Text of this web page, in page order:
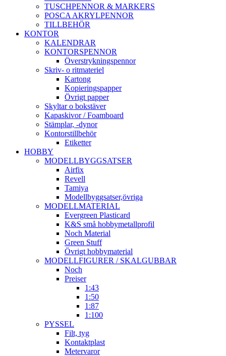
TUSCHPENNOR & MARKERS
POSCA AKRYLPENNOR
TILLBEHÖR
KONTOR
KALENDRAR
KONTORSPENNOR
Överstrykningspennor
Skriv- o ritmateriel
Kartong
Kopieringspapper
Övrigt papper
Skyltar o bokstäver
Kapaskivor / Foamboard
Stämplar, -dynor
Kontorstillbehör
Etiketter
HOBBY
MODELLBYGGSATSER
Airfix
Revell
Tamiya
Modellbyggsatser,övriga
MODELLMATERIAL
Evergreen Plasticard
K&S små hobbymetallprofil
Noch Material
Green Stuff
Övrigt hobbymaterial
MODELLFIGURER / SKALGUBBAR
Noch
Preiser
1:43
1:50
1:87
1:100
PYSSEL
Filt, tyg
Kontaktplast
Metervaror